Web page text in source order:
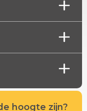
hoogte zijn?